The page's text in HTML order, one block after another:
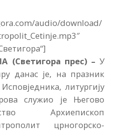
audio/download/
(Светигора прес) – У
данас је, на празник
литургију
служио је Његово
Архиепископ
црногорско-